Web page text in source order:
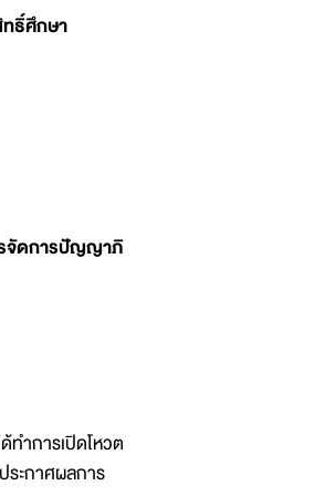
ทธิ์ศึกษา
รจัดการปัญญาภิ
ทำการเปิดโหวต
ระกาศผลการ